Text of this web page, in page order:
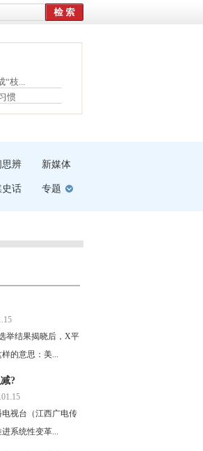
出血
“枝...
惯
思辨 新媒体
史话 专题
结果揭晓后，X平
的意思：美...
?
视台（江西广电传
系统性变革...